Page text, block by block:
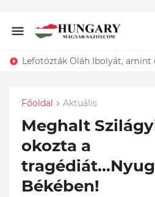
Főoldal Aktuális
Meghalt
okozta a
Békében!